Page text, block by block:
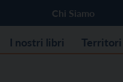
Chi Siamo
I nostri libri Territori